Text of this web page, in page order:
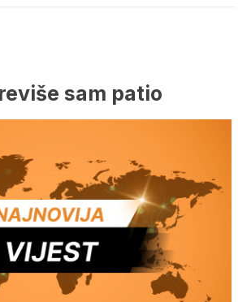
sam patio